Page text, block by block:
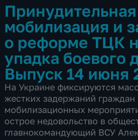
Принудительная
мобилизация и
о реформе ТЦК
упадка боевого
Выпуск 14 июня
На Украине фиксируются
жестких задержаний граждан
мобилизационных
острое недовольство в
главнокомандующий ВСУ